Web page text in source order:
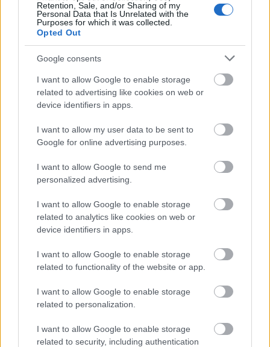
Retention, Sale, and/or Sharing of my
Personal Data that Is Unrelated with the
Purposes for which it was collected.
Opted Out
Google consents
I want to allow Google to enable storage
related to advertising like cookies on web or
device identifiers in apps.
I want to allow my user data to be sent to
Google for online advertising purposes.
I want to allow Google to send me
personalized advertising.
I want to allow Google to enable storage
related to analytics like cookies on web or
device identifiers in apps.
I want to allow Google to enable storage
related to functionality of the website or app.
I want to allow Google to enable storage
related to personalization.
I want to allow Google to enable storage
related to security, including authentication
villamosenergia-rendszert a STRABAG
Szakirányú továbbképzésekkel segíti
idén is a társadalmi kihívások leküzdését
a Gál Ferenc Egyetem
A lakosságra is fontos szerep hárul a
szúnyoginvázió elkerülésében
HIRDETÉS
LEGOLVASOTTABB